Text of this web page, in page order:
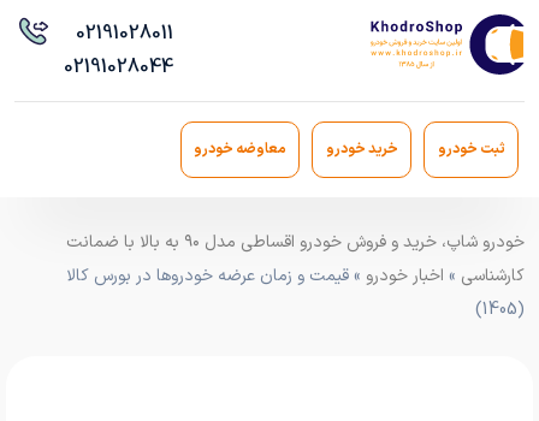
02191028011
02191028044
ثبت خودرو خرید خودرو معاوضه خودرو
خودرو شاپ، خرید و فروش خودرو اقساطی مدل ۹۰ به بالا با ضمانت
کارشناسی » اخبار خودرو » قیمت و زمان عرضه خودروها در بورس کالا
(1405)